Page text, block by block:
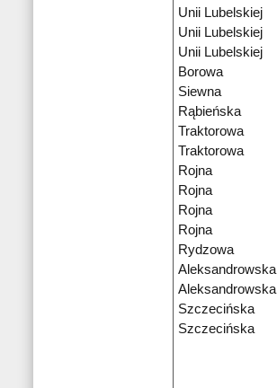
Unii Lubelskiej
Unii Lubelskiej
Unii Lubelskiej
Borowa
Siewna
Rąbieńska
Traktorowa
Traktorowa
Rojna
Rojna
Rojna
Rojna
Rydzowa
Aleksandrowska
Aleksandrowska
Szczecińska
Szczecińska